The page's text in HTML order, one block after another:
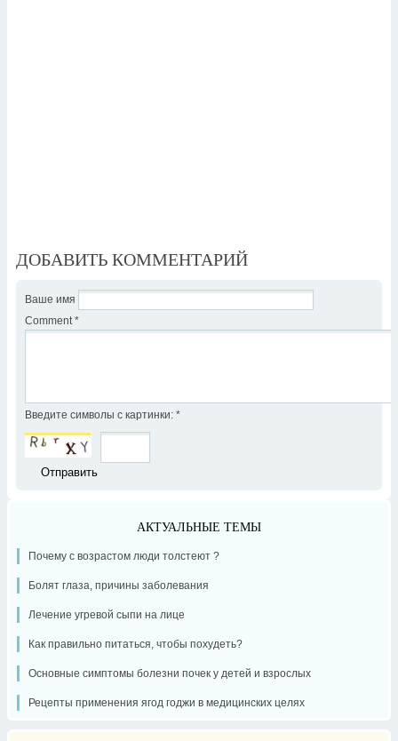
ДОБАВИТЬ КОММЕНТАРИЙ
Ваше имя
Comment *
Введите символы с картинки: *
АКТУАЛЬНЫЕ ТЕМЫ
Почему с возрастом люди толстеют ?
Болят глаза, причины заболевания
Лечение угревой сыпи на лице
Как правильно питаться, чтобы похудеть?
Основные симптомы болезни почек у детей и взрослых
Рецепты применения ягод годжи в медицинских целях